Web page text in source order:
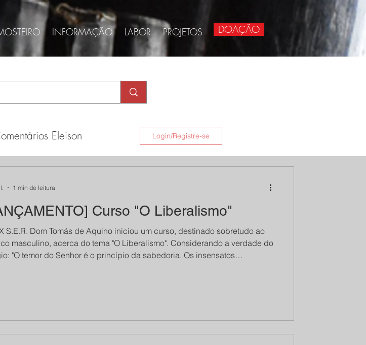
INFORMAÇÃO LABOR PROJETOS DOAÇÃO
Eleison
Corção
Orações História
Luís
Dom Viganò
Login/Registre-se
Curso "O Liberalismo"
S.E.R. Dom Tomás de Aquino iniciou um curso, destinado sobretudo ao
masculino, acerca do tema "O Liberalismo". Considerando a verdade do
"O temor do Senhor é o princípio da sabedoria. Os insensatos
1 min de leitura